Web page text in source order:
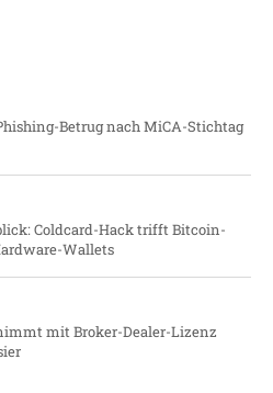
Betrug nach MiCA-Stichtag
Coldcard-Hack trifft Bitcoin-
Wallets
mit Broker-Dealer-Lizenz